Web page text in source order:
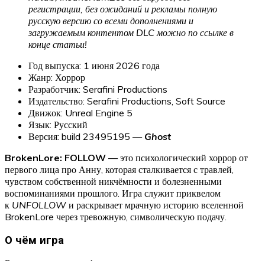
регистрации, без ожиданий и рекламы полную
русскую версию со всеми дополнениями и
загружаемым контентом DLC можно по ссылке в
конце статьи!
Год выпуска: 1 июня 2026 года
Жанр: Хоррор
Разработчик: Serafini Productions
Издательство: Serafini Productions, Soft Source
Движок: Unreal Engine 5
Язык: Русский
Версия: build 23495195 — Ghost
BrokenLore: FOLLOW — это психологический хоррор от
первого лица про Анну, которая сталкивается с травлей,
чувством собственной никчёмности и болезненными
воспоминаниями прошлого. Игра служит приквелом
к UNFOLLOW и раскрывает мрачную историю вселенной
BrokenLore через тревожную, символическую подачу.
О чём игра